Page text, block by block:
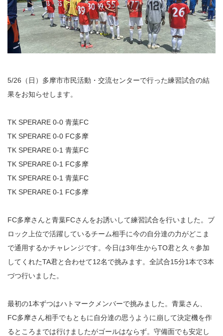
5/26（日）多摩市市民活動・交流センターで行った練習試合の結
果をお知らせします。
TK SPERARE 0-0 青葉FC
TK SPERARE 0-0 FC多摩
TK SPERARE 0-1 青葉FC
TK SPERARE 0-1 FC多摩
TK SPERARE 0-1 青葉FC
TK SPERARE 0-1 FC多摩
FC多摩さんと青葉FCさんをお誘いして練習試合を行いました。ブ
ロック上位で活躍しているチーム相手に今の自分達の力がどこま
で通用するかチャレンジです。今日は3年生からTO君と久々参加
してくれたTA君と合わせて12名で挑みます。全試合15分1本で3本
づつ行いました。
最初の1本ずつはハトマークメンバーで挑みました。青葉さん、
FC多摩さん相手でもともに自分達の思うように崩して決定機を作
るところまでは行けましたがゴールはならず。守備面でも安定し